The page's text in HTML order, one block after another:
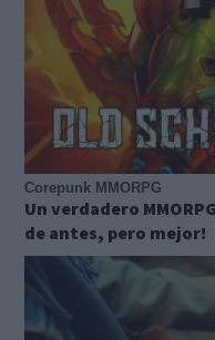
Corepunk MMORPG
Un verdadero
de antes, pero mejor!